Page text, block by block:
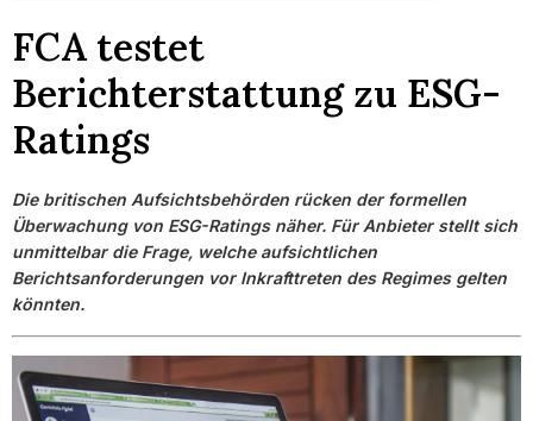
FCA testet
Berichterstattung zu ESG-
Ratings
Die britischen Aufsichtsbehörden rücken der formellen
Überwachung von ESG-Ratings näher. Für Anbieter stellt sich
unmittelbar die Frage, welche aufsichtlichen
Berichtsanforderungen vor Inkrafttreten des Regimes gelten
könnten.